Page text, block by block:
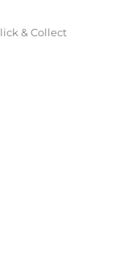
& Collect